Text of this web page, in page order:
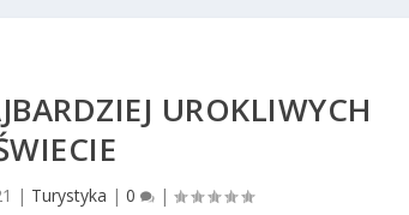
UROKLIWYCH
| Turystyka | 0 |